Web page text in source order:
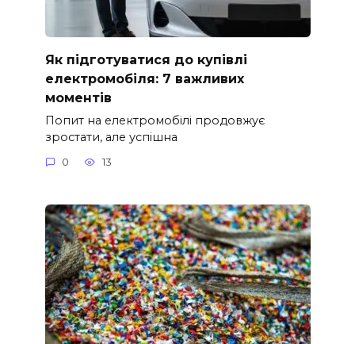
Як підготуватися до купівлі
електромобіля: 7 важливих
моментів
Попит на електромобілі продовжує
зростати, але успішна
0 13